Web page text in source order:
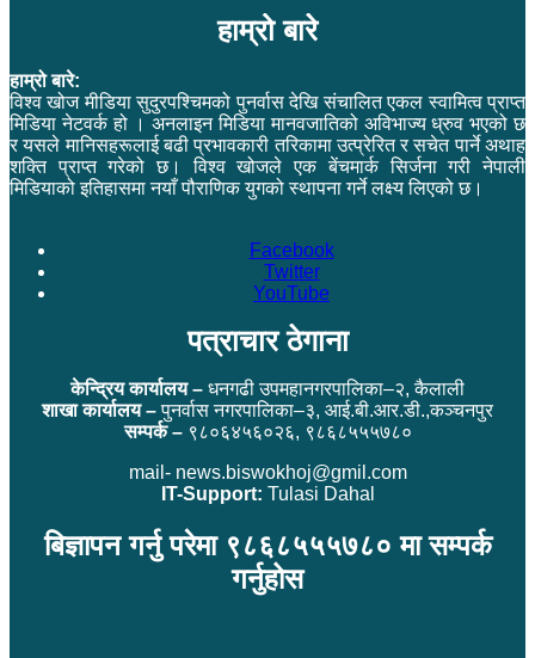
हाम्रो बारे
हाम्रो बारे:
विश्व खोज मीडिया सुदुरपश्चिमको पुनर्वास देखि संचालित एकल स्वामित्व प्राप्त
मिडिया नेटवर्क हो । अनलाइन मिडिया मानवजातिको अविभाज्य ध्रुव भएको छ
र यसले मानिसहरूलाई बढी प्रभावकारी तरिकामा उत्प्रेरित र सचेत पार्ने अथाह
शक्ति प्राप्त गरेको छ। विश्व खोजले एक बेंचमार्क सिर्जना गरी नेपाली
मिडियाको इतिहासमा नयाँ पौराणिक युगको स्थापना गर्ने लक्ष्य लिएको छ।
Facebook
Twitter
YouTube
पत्राचार ठेगाना
केन्द्रिय कार्यालय – धनगढी उपमहानगरपालिका–२, कैलाली
शाखा कार्यालय –पुनर्वास नगरपालिका–३, आई.बी.आर.डी.,कञ्चनपुर
सम्पर्क –९८०६४५६०२६, ९८६८५५५७८०
mail- news.biswokhoj@gmil.com
IT-Support: Tulasi Dahal
बिज्ञापन गर्नु परेमा ९८६८५५५७८० मा सम्पर्क
गर्नुहोस